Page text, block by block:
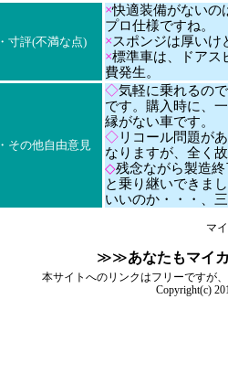
・寸評(不満な点)
×快適装備がないの
プロ仕様ですね。
×スポンジは厚いけ
×標準車は、ドアス
費発生。
・その他自由意見
◇気軽に乗れるの
です。購入時に、
縁がない車です。
◇リコール問題が
なりますが、全く
◇残念ながら製造
と乗り継いできま
いいのか・・・、
マ
≫≫あなたもマイ
本サイトへのリンクはフリーですが
Copyright(c)